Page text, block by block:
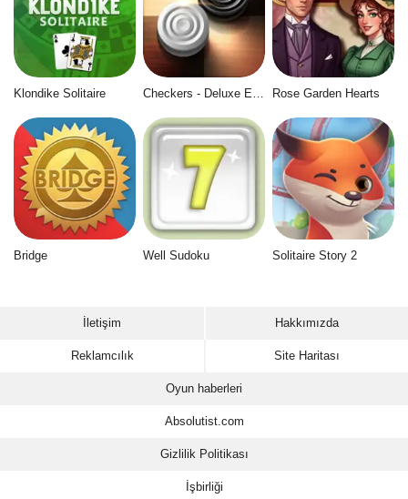
Klondike Solitaire Rose Garden Hearts
Bridge Well Sudoku Solitaire Story 2
İletişim Hakkımızda
Reklamcılık Site Haritası
Oyun haberleri
Absolutist.com
Gizlilik Politikası
İşbirliği